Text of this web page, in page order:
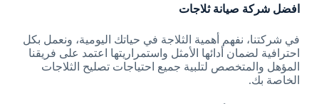
افضل شركة صيانة ثلاجات
في شركتنا، نفهم أهمية الثلاجة في حياتك اليومية، ونعمل بكل
احترافية لضمان أدائها الأمثل واستمراريتها اعتمد على فريقنا
المؤهل والمتخصص لتلبية جميع احتياجات تصليح الثلاجات
الخاصة بك.